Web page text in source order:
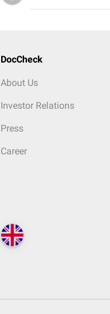
DocCheck
About Us
Investor Relations
Press
Career